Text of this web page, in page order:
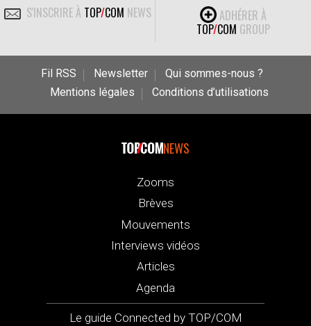
S'INSCRIRE À TOP/COM NEWS
ADHÉRER À
TOP/COM GROUP
Fil RSS Newsletter
Qui sommes-nous ?
Mentions légales
Conditions d’utilisations
NEWS
Zooms
Brèves
Mouvements
Interviews vidéos
Articles
Agenda
Le guide Connected by TOP/COM